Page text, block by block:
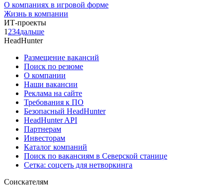
О компаниях в игровой форме
Жизнь в компании
ИТ-проекты
1 234дальше
HeadHunter
Размещение вакансий
Поиск по резюме
О компании
Наши вакансии
Реклама на сайте
Требования к ПО
Безопасный HeadHunter
HeadHunter API
Партнерам
Инвесторам
Каталог компаний
Поиск по вакансиям в Северской станице
Сетка: соцсеть для нетворкинга
Соискателям